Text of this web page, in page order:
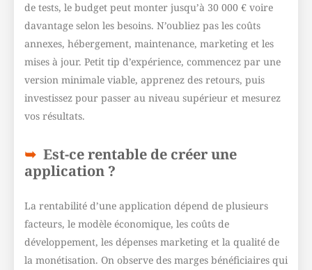
de tests, le budget peut monter jusqu’à 30 000 € voire
davantage selon les besoins. N’oubliez pas les coûts
annexes, hébergement, maintenance, marketing et les
mises à jour. Petit tip d’expérience, commencez par une
version minimale viable, apprenez des retours, puis
investissez pour passer au niveau supérieur et mesurez
vos résultats.
Est-ce rentable de créer une
application ?
La rentabilité d’une application dépend de plusieurs
facteurs, le modèle économique, les coûts de
développement, les dépenses marketing et la qualité de
la monétisation. On observe des marges bénéficiaires qui